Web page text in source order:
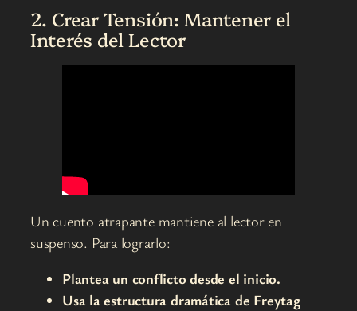
2. Crear Tensión: Mantener el
Interés del Lector
Un cuento atrapante mantiene al lector en
suspenso. Para lograrlo:
Plantea un conflicto desde el inicio.
Usa la estructura dramática de Freytag